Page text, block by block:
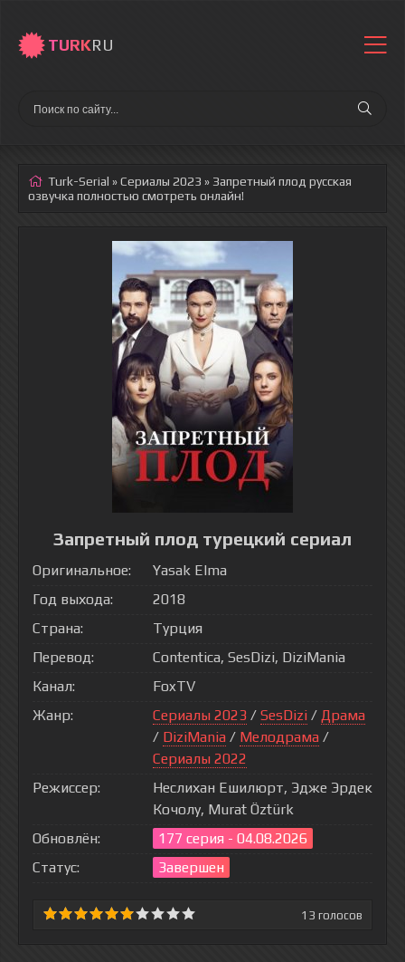
TURKRU
Turk-Serial »Сериалы 2023 » Запретный плод русская
озвучка полностью смотреть онлайн!
Запретный плод турецкий сериал
Оригинальное:
Yasak Elma
Год выхода:
2018
Страна:
Турция
Перевод:
Contentica, SesDizi, DiziMania
Канал:
FoxTV
Жанр:
Сериалы 2023 / SesDizi / Драма
/ DiziMania / Мелодрама /
Сериалы 2022
Режиссер:
Неслихан Ешилюрт, Эдже Эрдек
Кочолу, Murat Öztürk
Обновлён:
177 серия - 04.08.2026
Статус:
Завершен
13 голосов